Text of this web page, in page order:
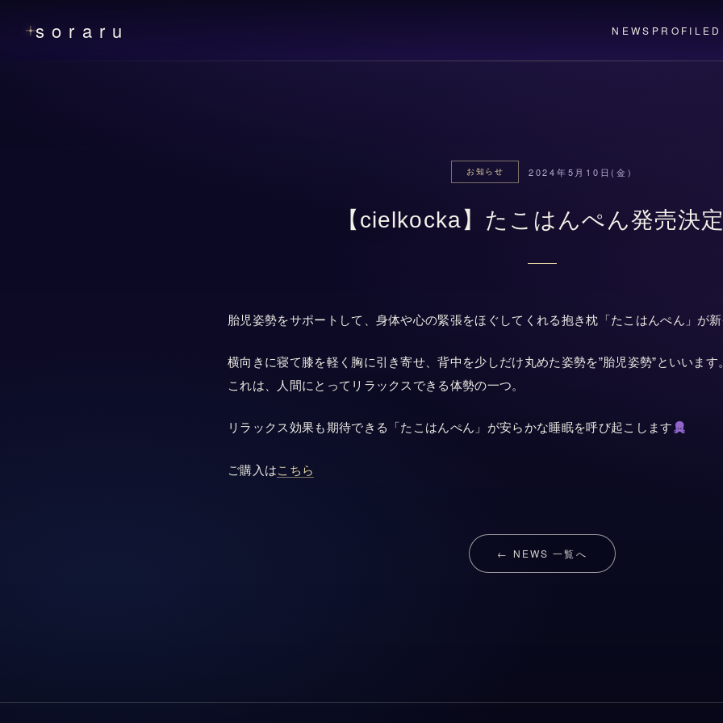
soraru NEWS PROFILE
お知らせ 2024年5月10日(金)
【cielkocka】たこはんぺん発売決
胎児姿勢をサポートして、身体や心の緊張をほぐしてくれる抱き枕「たこはんぺん」が
横向きに寝て膝を軽く胸に引き寄せ、背中を少しだけ丸めた姿勢を”胎児姿勢”といいます
これは、人間にとってリラックスできる体勢の一つ。
リラックス効果も期待できる「たこはんぺん」が安らかな睡眠を呼び起こします
ご購入はこちら
← NEWS 一覧へ